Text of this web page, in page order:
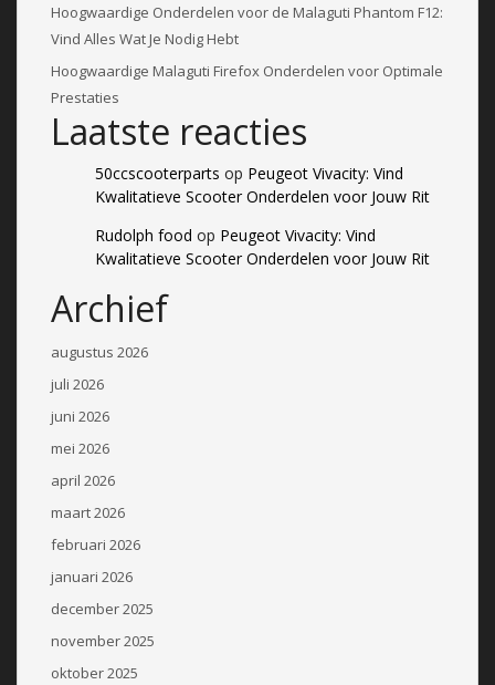
Hoogwaardige Onderdelen voor de Malaguti Phantom F12:
Vind Alles Wat Je Nodig Hebt
Hoogwaardige Malaguti Firefox Onderdelen voor Optimale
Prestaties
Laatste reacties
50ccscooterparts op Peugeot Vivacity: Vind
Kwalitatieve Scooter Onderdelen voor Jouw Rit
Rudolph food op Peugeot Vivacity: Vind
Kwalitatieve Scooter Onderdelen voor Jouw Rit
Archief
augustus 2026
juli 2026
juni 2026
mei 2026
april 2026
maart 2026
februari 2026
januari 2026
december 2025
november 2025
oktober 2025